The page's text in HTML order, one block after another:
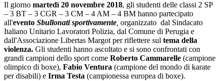
Il giorno martedì 20 novembre 2018, gli studenti delle classi 2 SP
– 3 BT – 3 CGR – 3 CM – 4 AM – 4 BM hanno partecipato
all'evento Sbullonati sportivamente organizzato dal Sindacato
Italiano Unitario Lavoratori Polizia, dal Comune di Perugia e
dall'Associazione Libertas Margot per riflettere sul tema della
violenza. Gli studenti hanno ascoltato e si sono confrontati con
grandi campioni dello sport come Roberto Cammarelle (campione
olimpico di boxe), Fabio Ventura (campione del mondo di karate
per disabili) e Irma Testa (campionessa europea di boxe).